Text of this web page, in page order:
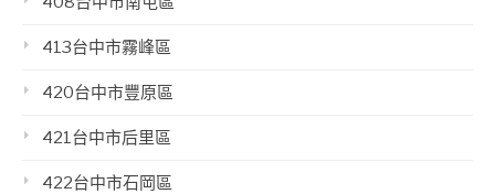
413台中市霧峰區
420台中市豐原區
421台中市后里區
422台中市石岡區